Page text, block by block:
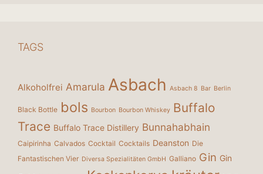
TAGS
Alkoholfrei Amarula Asbach Asbach 8 Bar Berlin
Black Bottle bols Bourbon Bourbon Whiskey Buffalo
Trace Buffalo Trace Distillery Bunnahabhain
Caipirinha Calvados Cocktail Cocktails Deanston Die
Fantastischen Vier Diversa Spezialitäten GmbH Galliano Gin Gin